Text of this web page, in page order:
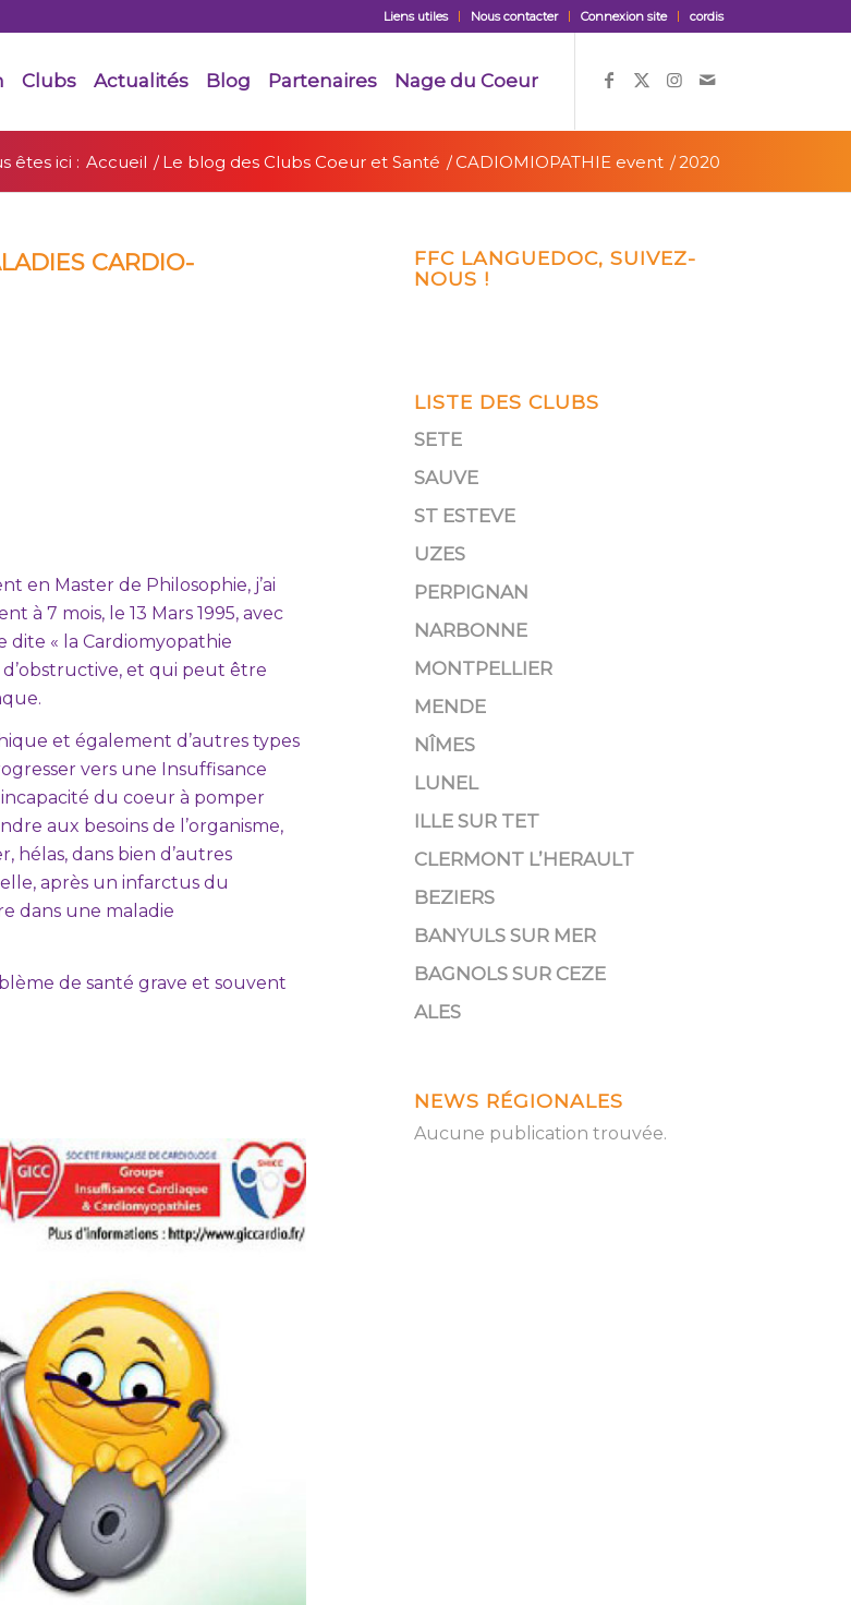
Liens utiles Nous contacter Connexion site cordis
Clubs Actualités Blog Partenaires Nage du Coeur
êtes ici : Accueil / Le blog des Clubs Coeur et Santé / CADIOMIOPATHIE event /2020
CARDIO-
en Master de Philosophie, j’ai
à 7 mois, le 13 Mars 1995, avec
dite « la Cardiomyopathie
et qui peut être
et également d’autres types
vers une Insuffisance
du coeur à pomper
aux besoins de l’organisme,
dans bien d’autres
après un infarctus du
dans une maladie
de santé grave et souvent
FFC LANGUEDOC, SUIVEZ-
NOUS !
LISTE DES CLUBS
SETE
SAUVE
ST ESTEVE
UZES
PERPIGNAN
NARBONNE
MONTPELLIER
MENDE
NÎMES
LUNEL
ILLE SUR TET
CLERMONT L’HERAULT
BEZIERS
BANYULS SUR MER
BAGNOLS SUR CEZE
ALES
NEWS RÉGIONALES
Aucune publication trouvée.